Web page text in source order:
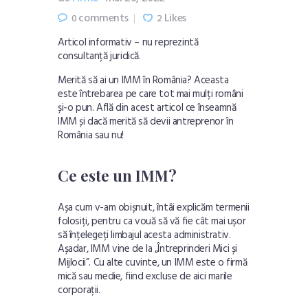
0comments 2 Likes
Articol informativ – nu reprezintă
consultanță juridică.
Merită să ai un IMM în România? Aceasta
este întrebarea pe care tot mai mulți români
și-o pun. Află din acest articol ce înseamnă
IMM și dacă merită să devii antreprenor în
România sau nu!
Ce este un IMM?
Așa cum v-am obișnuit, întâi explicăm termenii
folosiți, pentru ca vouă să vă fie cât mai ușor
să înțelegeți limbajul acesta administrativ.
Așadar, IMM vine de la „Întreprinderi Mici și
Mijlocii”. Cu alte cuvinte, un IMM este o firmă
mică sau medie, fiind excluse de aici marile
corporații.